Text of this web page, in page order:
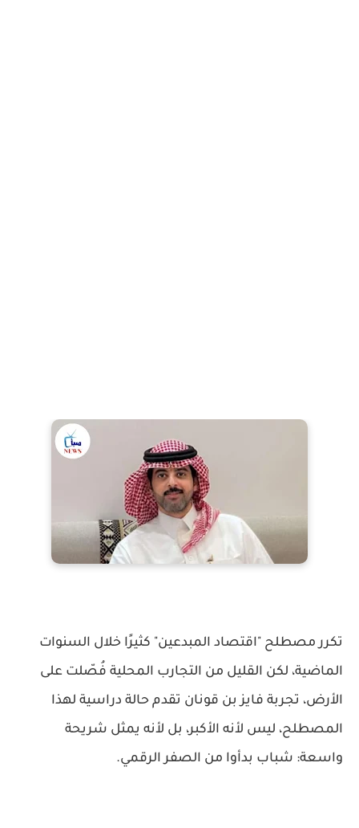
تكرر مصطلح "اقتصاد المبدعين" كثيرًا خلال السنوات
الماضية، لكن القليل من التجارب المحلية فُصّلت على
الأرض، تجربة فايز بن قونان تقدم حالة دراسية لهذا
المصطلح، ليس لأنه الأكبر، بل لأنه يمثل شريحة
واسعة: شباب بدأوا من الصفر الرقمي.